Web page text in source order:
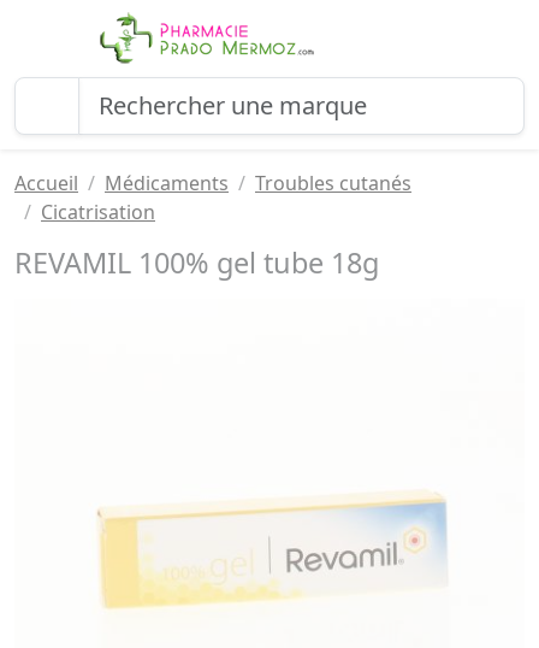
Accueil Médicaments
Troubles cutanés
Cicatrisation
REVAMIL 100% gel tube 18g